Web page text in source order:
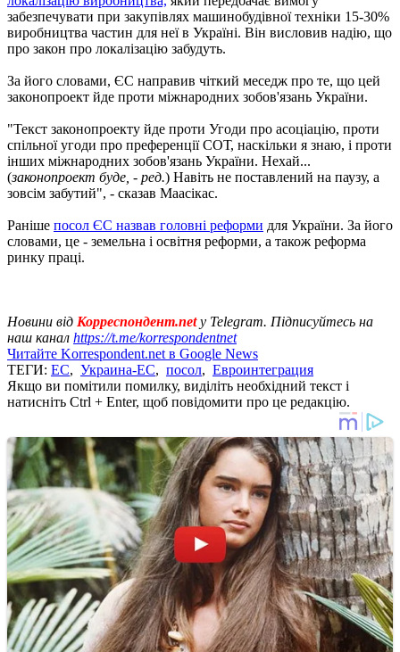
забезпечувати при закупівлях машинобудівної техніки 15-30%
виробництва частин для неї в Україні. Він висловив надію, що
про закон про локалізацію забудуть.
За його словами, ЄС направив чіткий меседж про те, що цей
законопроект йде проти міжнародних зобов'язань України.
"Текст законопроекту йде проти Угоди про асоціацію, проти
спільної угоди про преференції СОТ, наскільки я знаю, і проти
інших міжнародних зобов'язань України. Нехай...
(законопроект буде, - ред.) Навіть не поставлений на паузу, а
зовсім забутий", - сказав Маасікас.
Раніше посол ЄС назвав головні реформи для України. За його
словами, це - земельна і освітня реформи, а також реформа
ринку праці.
Новини від Корреспондент.netу Telegram. Підписуйтесь на
наш канал https://t.me/korrespondentnet
Читайте Korrespondent.net в Google News
ТЕГИ: ЕС, Украина-ЕС, посол, Евроинтеграция
Якщо ви помітили помилку, виділіть необхідний текст і
натисніть Ctrl + Enter, щоб повідомити про це редакцію.